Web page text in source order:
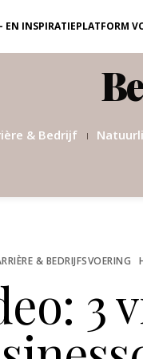
EN INSPIRATIEPLATFORM
& Bedrijf
& BEDRIJFSVOERING
3